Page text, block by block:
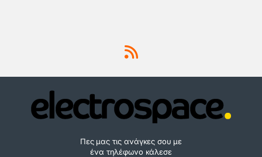
Πες μας τις ανάγκες σου με
ένα τηλέφωνο κάλεσε